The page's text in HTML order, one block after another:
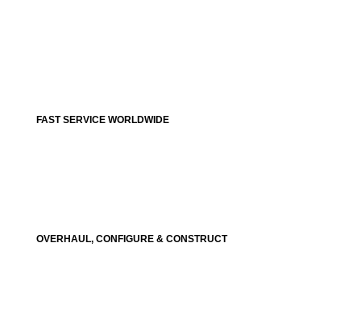
FAST SERVICE WORLDWIDE
OVERHAUL, CONFIGURE & CONSTRUCT